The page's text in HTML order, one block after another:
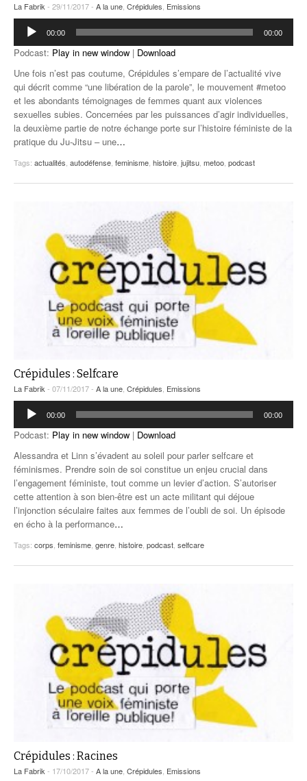
La Fabrik- 29/11/2017 - A la une, Crépidules, Emissions
Lecteur
audio
00:00 00:00
Podcast: Play in new window | Download
Une fois n’est pas coutume, Crépidules s’empare de l’actualité vive
qui décrit comme “une libération de la parole”, le mouvement #metoo
et les abondants témoignages de femmes quant aux violences
sexuelles subies. Concernées par les puissances d’agir individuelles,
la deuxième partie de notre échange porte sur l’histoire féministe de la
pratique du Ju-Jitsu – une…
Tags: actualités, autodéfense, feminisme, histoire, jujitsu, metoo, podcast
Crépidules : Selfcare
La Fabrik - 07/11/2017 - A la une Crépidules Emissions
Lecteur
audio
00:00 00:00
Podcast: Play in new window | Download
Alessandra et Linn s’évadent au soleil pour parler selfcare et
féminismes. Prendre soin de soi constitue un enjeu crucial dans
l’engagement féministe, tout comme un levier d’action. S’autoriser
cette attention à son bien-être est un acte militant qui déjoue
l’injonction séculaire faites aux femmes de l’oubli de soi. Un épisode
en écho à la performance…
Tags: corps feminisme genre​ histoire podcast selfcare
Crépidules : Racines
La Fabrik - 17/10/2017 - A la une Crépidules Emissions